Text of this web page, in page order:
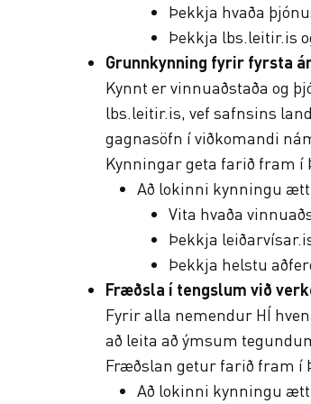
Þekkja hvaða
Þekkja lbs.leitir.is
Grunnkynning fyrir fyrsta
Kynnt er vinnuaðstaða og
lbs.leitir.is, vef safnsins
gagnasöfn í viðkomandi
Kynningar geta farið fram í
Að lokinni kynningu
Vita hvaða
Þekkja
Þekkja helstu
Fræðsla í tengslum við
Fyrir alla nemendur HÍ
að leita að ýmsum
Fræðslan getur farið fram í
Að lokinni kynningu